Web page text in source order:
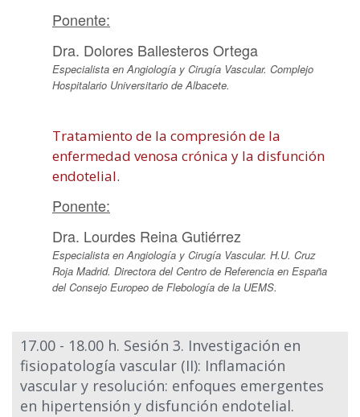
Ponente:
Dra. Dolores Ballesteros Ortega
Especialista en Angiología y Cirugía Vascular. Complejo
Hospitalario Universitario de Albacete.
Tratamiento de la compresión de la
enfermedad venosa crónica y la disfunción
endotelial.
Ponente:
Dra. Lourdes Reina Gutiérrez
Especialista en Angiología y Cirugía Vascular. H.U. Cruz
Roja Madrid. Directora del Centro de Referencia en España
del Consejo Europeo de Flebología de la UEMS.
17.00 - 18.00 h. Sesión 3. Investigación en
fisiopatología vascular (II): Inflamación
vascular y resolución: enfoques emergentes
en hipertensión y disfunción endotelial.